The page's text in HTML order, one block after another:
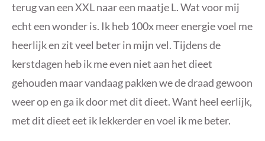
terug van een XXL naar een maatje L. Wat voor mij
echt een wonder is. Ik heb 100x meer energie voel me
heerlijk en zit veel beter in mijn vel. Tijdens de
kerstdagen heb ik me even niet aan het dieet
gehouden maar vandaag pakken we de draad gewoon
weer op en ga ik door met dit dieet. Want heel eerlijk,
met dit dieet eet ik lekkerder en voel ik me beter.